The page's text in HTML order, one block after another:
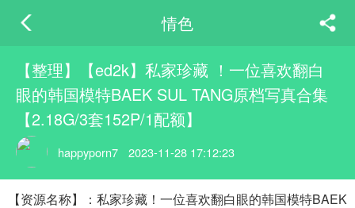
情色
【整理】【ed2k】私家珍藏 ！一位喜欢翻白
眼的韩国模特BAEK SUL TANG原档写真合集
【2.18G/3套152P/1配额】
happyporn7 2023-11-28 17:12:23
【资源名称】：私家珍藏！一位喜欢翻白眼的韩国模特BAEK